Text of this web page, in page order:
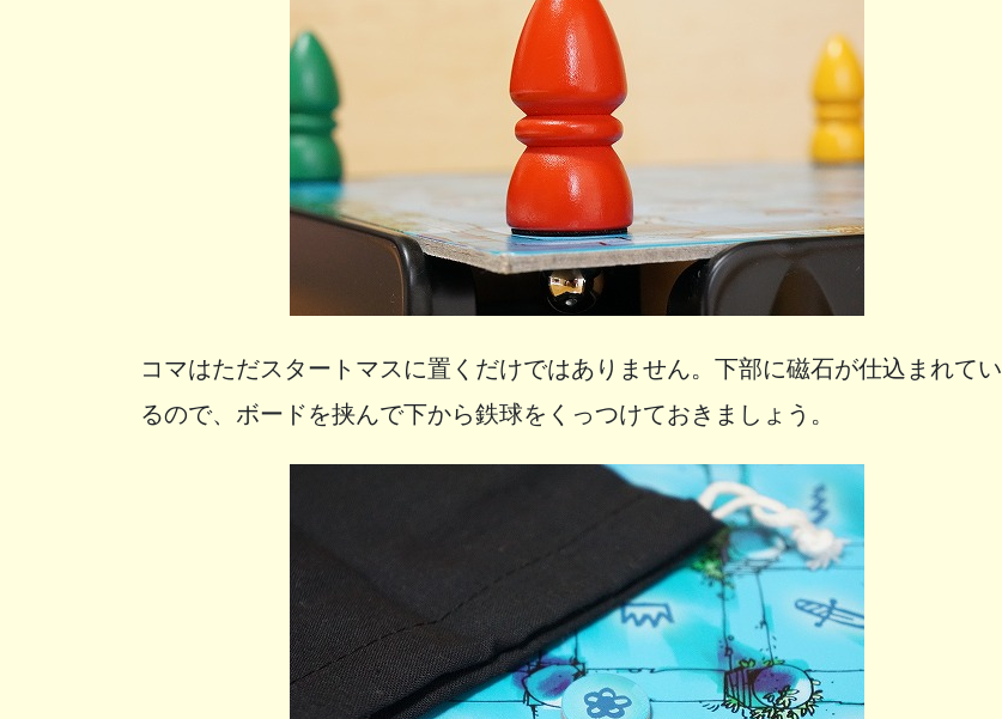
コマはただスタートマスに置くだけではありません。下部に磁石が仕込まれてい
るので、ボードを挟んで下から鉄球をくっつけておきましょう。